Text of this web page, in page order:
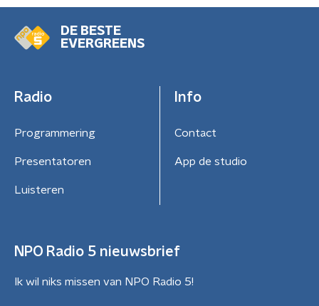
DE BESTE
EVERGREENS
Radio
Programmering
Presentatoren
Luisteren
Info
Contact
App de studio
NPO Radio 5 nieuwsbrief
Ik wil niks missen van NPO Radio 5!